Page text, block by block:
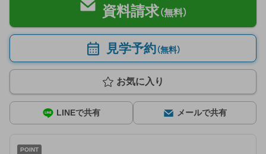
資料請求（無料）
見学予約（無料）
お気に入り
LINEで共有 メールで共有
POINT